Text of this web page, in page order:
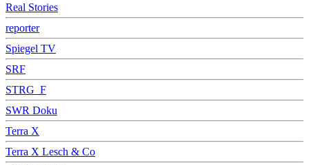
Real Stories
reporter
Spiegel TV
SRF
STRG_F
SWR Doku
Terra X
Terra X Lesch & Co